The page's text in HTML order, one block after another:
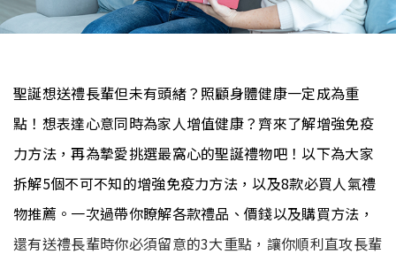
聖誕想送禮長輩但未有頭緒？照顧身體健康一定成為重
點！想表達心意同時為家人增值健康？齊來了解增強免疫
力方法，再為摯愛挑選最窩心的聖誕禮物吧！以下為大家
拆解5個不可不知的增強免疫力方法，以及8款必買人氣禮
物推薦。一次過帶你瞭解各款禮品、價錢以及購買方法，
還有送禮長輩時你必須留意的3大重點，讓你順利直攻長輩